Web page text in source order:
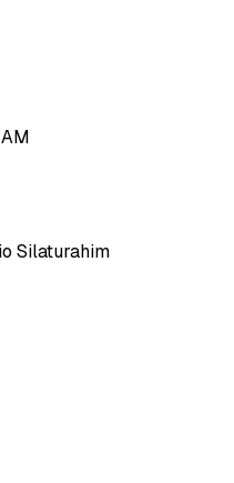
Silaturahim